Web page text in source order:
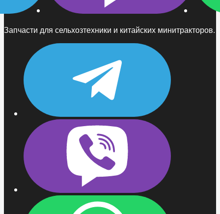
Запчасти для сельхозтехники и китайских минитракторов.